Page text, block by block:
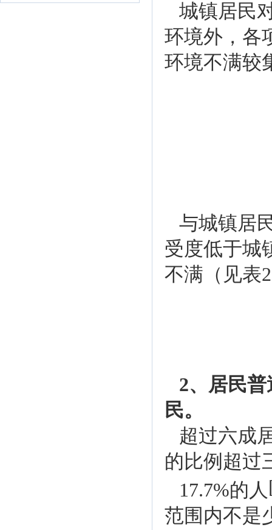
城镇居民
环境外，各
环境不满较
与城镇居
受度低于城
不满（见表
2、居民
民。
超过六成
的比例超过
17.7%的人
范围内不是